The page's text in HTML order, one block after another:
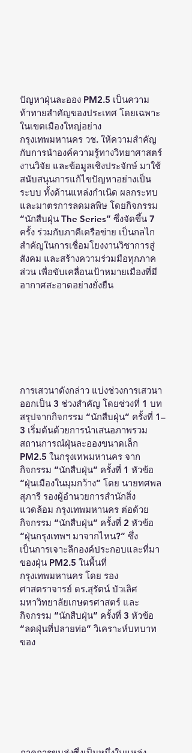
ปัญหาฝุ่นละออง PM2.5 เป็นความ
ท้าทายสำคัญของประเทศ โดยเฉพาะ
ในเขตเมืองใหญ่อย่าง
กรุงเทพมหานคร วช. ให้ความสำคัญ
กับการนำองค์ความรู้ทางวิทยาศาสตร์
งานวิจัย และข้อมูลเชิงประจักษ์ มาใช้
สนับสนุนการแก้ไขปัญหาอย่างเป็น
ระบบ ทั้งด้านแหล่งกำเนิด ผลกระทบ
และมาตรการลดมลพิษ โดยกิจกรรม
“นักสืบฝุ่น The Series” ซึ่งจัดขึ้น 7
ครั้ง ร่วมกับภาคีเครือข่าย เป็นกลไก
สำคัญในการเชื่อมโยงงานวิชาการสู่
สังคม และสร้างความร่วมมือทุกภาค
ส่วน เพื่อขับเคลื่อนเป้าหมายเมืองที่มี
อากาศสะอาดอย่างยั่งยืน
การเสวนาดังกล่าว แบ่งช่วงการเสวนา
ออกเป็น 3 ช่วงสำคัญ โดยช่วงที่ 1 บท
สรุปจากกิจกรรม “นักสืบฝุ่น” ครั้งที่ 1–
3 เริ่มต้นด้วยการนำเสนอภาพรวม
สถานการณ์ฝุ่นละอองขนาดเล็ก
PM2.5 ในกรุงเทพมหานคร จาก
กิจกรรม “นักสืบฝุ่น” ครั้งที่ 1 หัวข้อ
“ฝุ่นเมืองในมุมกว้าง” โดย นายทศพล
สุภารี รองผู้อำนวยการสำนักสิ่ง
แวดล้อม กรุงเทพมหานคร ต่อด้วย
กิจกรรม “นักสืบฝุ่น” ครั้งที่ 2 หัวข้อ
“ฝุ่นกรุงเทพฯ มาจากไหน?” ซึ่ง
เป็นการเจาะลึกองค์ประกอบและที่มา
ของฝุ่น PM2.5 ในพื้นที่
กรุงเทพมหานคร โดย รอง
ศาสตราจารย์ ดร.สุรัตน์ บัวเลิศ
มหาวิทยาลัยเกษตรศาสตร์ และ
กิจกรรม “นักสืบฝุ่น” ครั้งที่ 3 หัวข้อ
“ลดฝุ่นที่ปลายท่อ” วิเคราะห์บทบาท
ของ